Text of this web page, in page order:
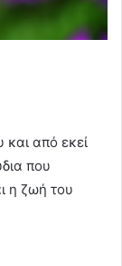
από εκεί
που
η ζωή του